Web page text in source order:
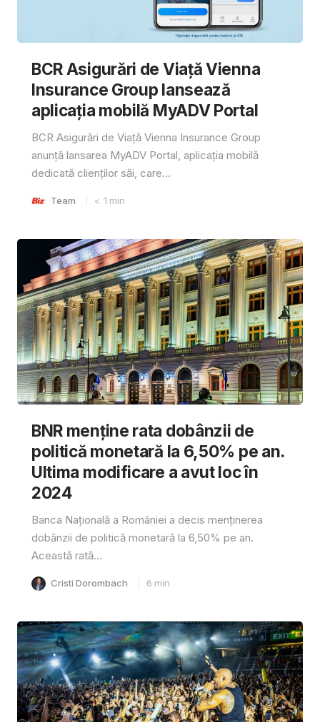
BCR Asigurări de Viață Vienna
Insurance Group lansează
aplicația mobilă MyADV Portal
BCR Asigurări de Viață Vienna Insurance Group
anunță lansarea MyADV Portal, aplicația mobilă
dedicată clienților săi, care...
Team < 1 min
BNR menține rata dobânzii de
politică monetară la 6,50% pe an.
Ultima modificare a avut loc în
2024
Banca Națională a României a decis menținerea
dobânzii de politică monetară la 6,50% pe an.
Această rată...
Cristi Dorombach 6 min